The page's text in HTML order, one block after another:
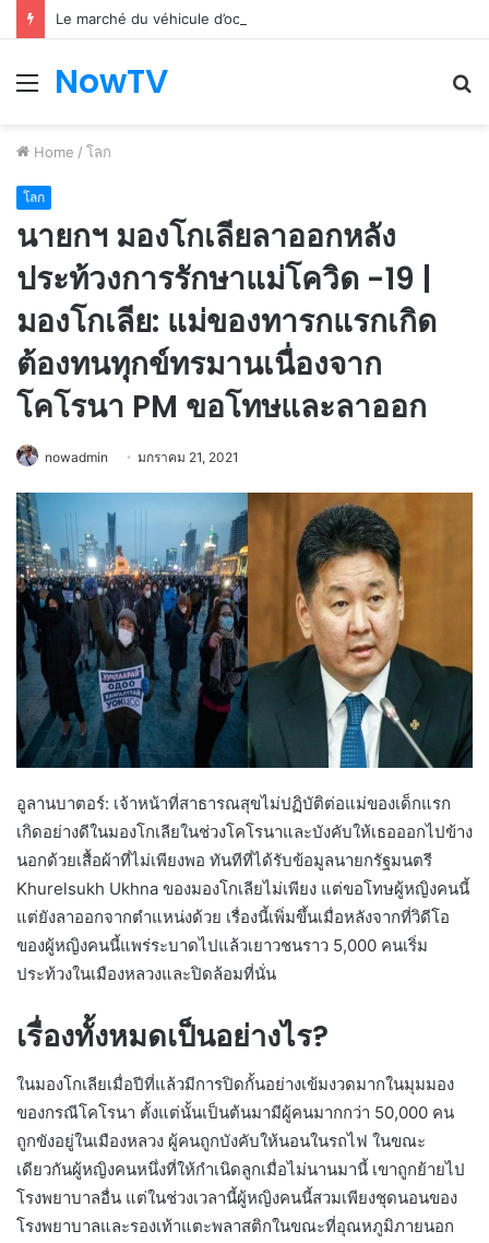
Le marché du véhicule d’occasion en plein essor
Menu
NowTV
Home / โลก
โลก
นายกฯ มองโกเลียลาออกหลัง
ประท้วงการรักษาแม่โควิด -19 |
มองโกเลีย: แม่ของทารกแรกเกิด
ต้องทนทุกข์ทรมานเนื่องจาก
โคโรนา PM ขอโทษและลาออก
nowadmin มกราคม 21, 2021
อูลานบาตอร์: เจ้าหน้าที่สาธารณสุขไม่ปฏิบัติต่อแม่ของเด็กแรก
เกิดอย่างดีในมองโกเลียในช่วงโคโรนาและบังคับให้เธอออกไปข้าง
นอกด้วยเสื้อผ้าที่ไม่เพียงพอ ทันทีที่ได้รับข้อมูลนายกรัฐมนตรี
Khurelsukh Ukhna ของมองโกเลียไม่เพียง แต่ขอโทษผู้หญิงคนนี้
แต่ยังลาออกจากตำแหน่งด้วย เรื่องนี้เพิ่มขึ้นเมื่อหลังจากที่วิดีโอ
ของผู้หญิงคนนี้แพร่ระบาดไปแล้วเยาวชนราว 5,000 คนเริ่ม
ประท้วงในเมืองหลวงและปิดล้อมที่นั่น
เรื่องทั้งหมดเป็นอย่างไร?
ในมองโกเลียเมื่อปีที่แล้วมีการปิดกั้นอย่างเข้มงวดมากในมุมมอง
ของกรณีโคโรนา ตั้งแต่นั้นเป็นต้นมามีผู้คนมากกว่า 50,000 คน
ถูกขังอยู่ในเมืองหลวง ผู้คนถูกบังคับให้นอนในรถไฟ ในขณะ
เดียวกันผู้หญิงคนหนึ่งที่ให้กำเนิดลูกเมื่อไม่นานมานี้ เขาถูกย้ายไป
โรงพยาบาลอื่น แต่ในช่วงเวลานี้ผู้หญิงคนนี้สวมเพียงชุดนอนของ
โรงพยาบาลและรองเท้าแตะพลาสติกในขณะที่อุณหภูมิภายนอก